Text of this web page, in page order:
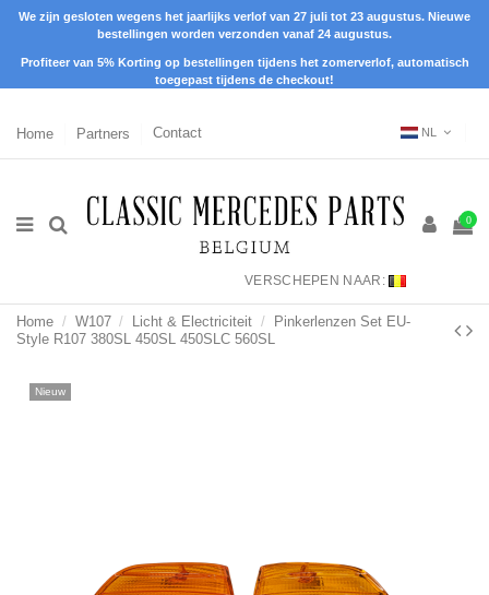
We zijn gesloten wegens het jaarlijks verlof van 27 juli tot 23 augustus. Nieuwe
bestellingen worden verzonden vanaf 24 augustus.
Profiteer van 5% Korting op bestellingen tijdens het zomerverlof, automatisch
toegepast tijdens de checkout!
Home Partners Contact NL
0
VERSCHEPEN NAAR:
Home W107 Licht & Electriciteit
Pinkerlenzen Set EU-
Style R107 380SL 450SL 450SLC 560SL
Nieuw